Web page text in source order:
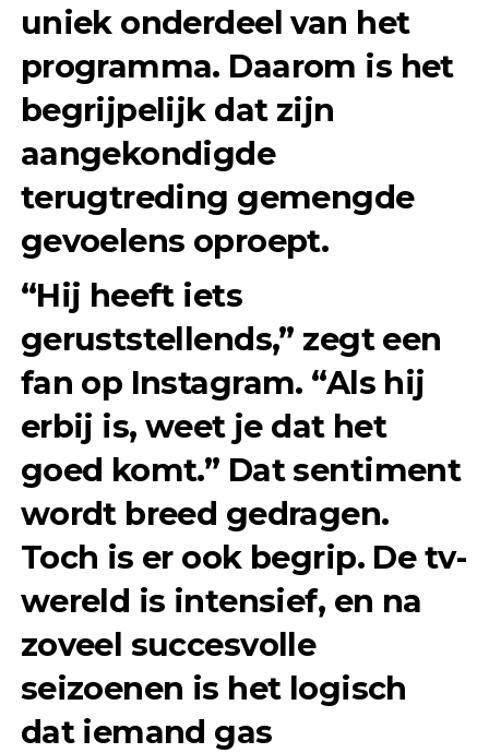
uniek onderdeel van het
programma. Daarom is het
begrijpelijk dat zijn
aangekondigde
terugtreding gemengde
gevoelens oproept.
“Hij heeft iets
geruststellends,” zegt een
fan op Instagram. “Als hij
erbij is, weet je dat het
goed komt.” Dat sentiment
wordt breed gedragen.
Toch is er ook begrip. De tv-
wereld is intensief, en na
zoveel succesvolle
seizoenen is het logisch
dat iemand gas